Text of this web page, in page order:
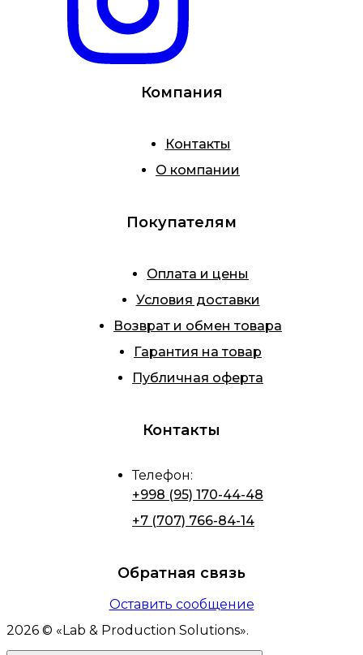
Компания
Контакты
О компании
Покупателям
Оплата и цены
Условия доставки
Возврат и обмен товара
Гарантия на товар
Публичная оферта
Контакты
Телефон:
+998 (95) 170-44-48
+7 (707) 766-84-14
Обратная связь
Оставить сообщение
2026 © « Lab & Production Solutions».